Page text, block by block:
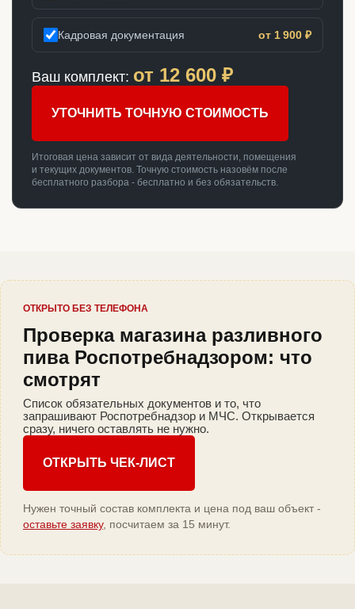
Кадровая документация от 1 900 ₽
Ваш комплект: от 12 600 ₽
УТОЧНИТЬ ТОЧНУЮ СТОИМОСТЬ
Итоговая цена зависит от вида деятельности, помещения
и текущих документов. Точную стоимость назовём после
бесплатного разбора - бесплатно и без обязательств.
ОТКРЫТО БЕЗ ТЕЛЕФОНА
Проверка магазина разливного
пива Роспотребнадзором: что
смотрят
Список обязательных документов и то, что
запрашивают Роспотребнадзор и МЧС. Открывается
сразу, ничего оставлять не нужно.
ОТКРЫТЬ ЧЕК-ЛИСТ
Нужен точный состав комплекта и цена под ваш объект -
оставьте заявку, посчитаем за 15 минут.